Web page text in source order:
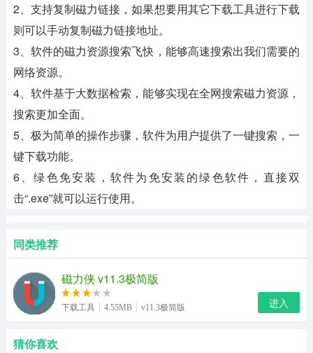
2、支持复制磁力链接，如果想要用其它下载工具进行下载
则可以手动复制磁力链接地址。
3、软件的磁力资源搜索飞快，能够高速搜索出我们需要的
网络资源。
4、软件基于大数据检索，能够实现在全网搜索磁力资源，
搜索更加全面。
5、极为简单的操作步骤，软件为用户提供了一键搜索，一
键下载功能。
6、绿色免安装，软件为免安装的绿色软件，直接双
击“.exe”就可以运行使用。
同类推荐
磁力侠 v11.3极简版
下载工具 4.55MB v11.3极简版 进入
猜你喜欢